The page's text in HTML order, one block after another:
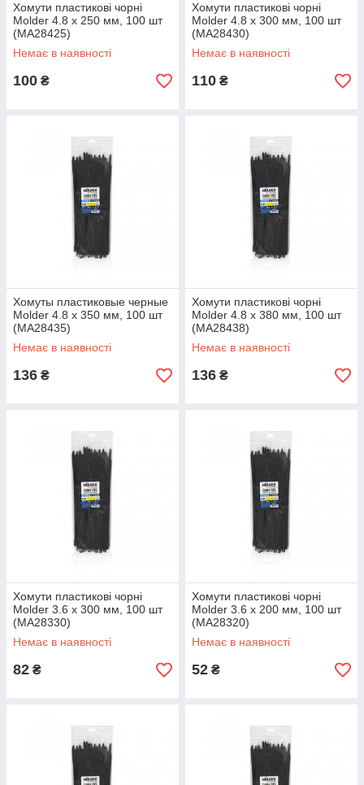
Хомути пластикові чорні
Molder 4.8 x 250 мм, 100 шт
(MA28425)
Немає в наявності
100 ₴
Хомути пластикові чорні
Molder 4.8 x 300 мм, 100 шт
(MA28430)
Немає в наявності
110 ₴
Хомуты пластиковые черные
Molder 4.8 x 350 мм, 100 шт
(MA28435)
Немає в наявності
136 ₴
Хомути пластикові чорні
Molder 4.8 x 380 мм, 100 шт
(MA28438)
Немає в наявності
136 ₴
Хомути пластикові чорні
Molder 3.6 x 300 мм, 100 шт
(MA28330)
Немає в наявності
82 ₴
Хомути пластикові чорні
Molder 3.6 x 200 мм, 100 шт
(MA28320)
Немає в наявності
52 ₴